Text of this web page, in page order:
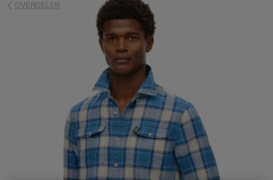
OVERDELER